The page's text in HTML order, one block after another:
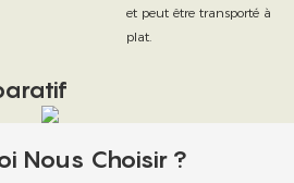
et peut être transporté à
plat.
Nous Choisir ?